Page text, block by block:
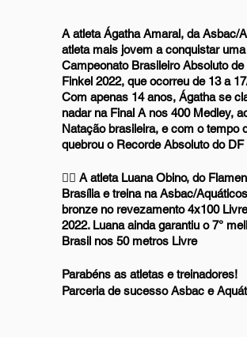
A atleta Ágatha Amaral, da Asbac/
atleta mais jovem a conquistar
Campeonato Brasileiro Absoluto
Finkel 2022, que ocorreu de 13 a
Com apenas 14 anos, Ágatha se
nadar na Final A nos 400 Medley,
Natação brasileira, e com o tempo
quebrou o Recorde Absoluto do
🏊‍♂️ A atleta Luana Obino, do
Brasília e treina na Asbac/
bronze no revezamento 4x100
2022. Luana ainda garantiu o 7°
Brasil nos 50 metros Livre
Parabéns as atletas e treinadores!
Parceria de sucesso Asbac e